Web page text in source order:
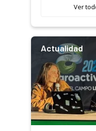
Ver
Actualidad